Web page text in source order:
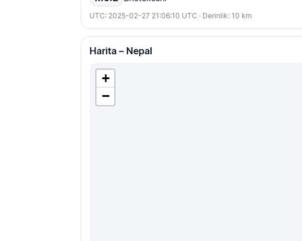
UTC: 2025-02-27 21:06:10 UTC · Derinlik: 10 km
Harita – Nepal
+
−